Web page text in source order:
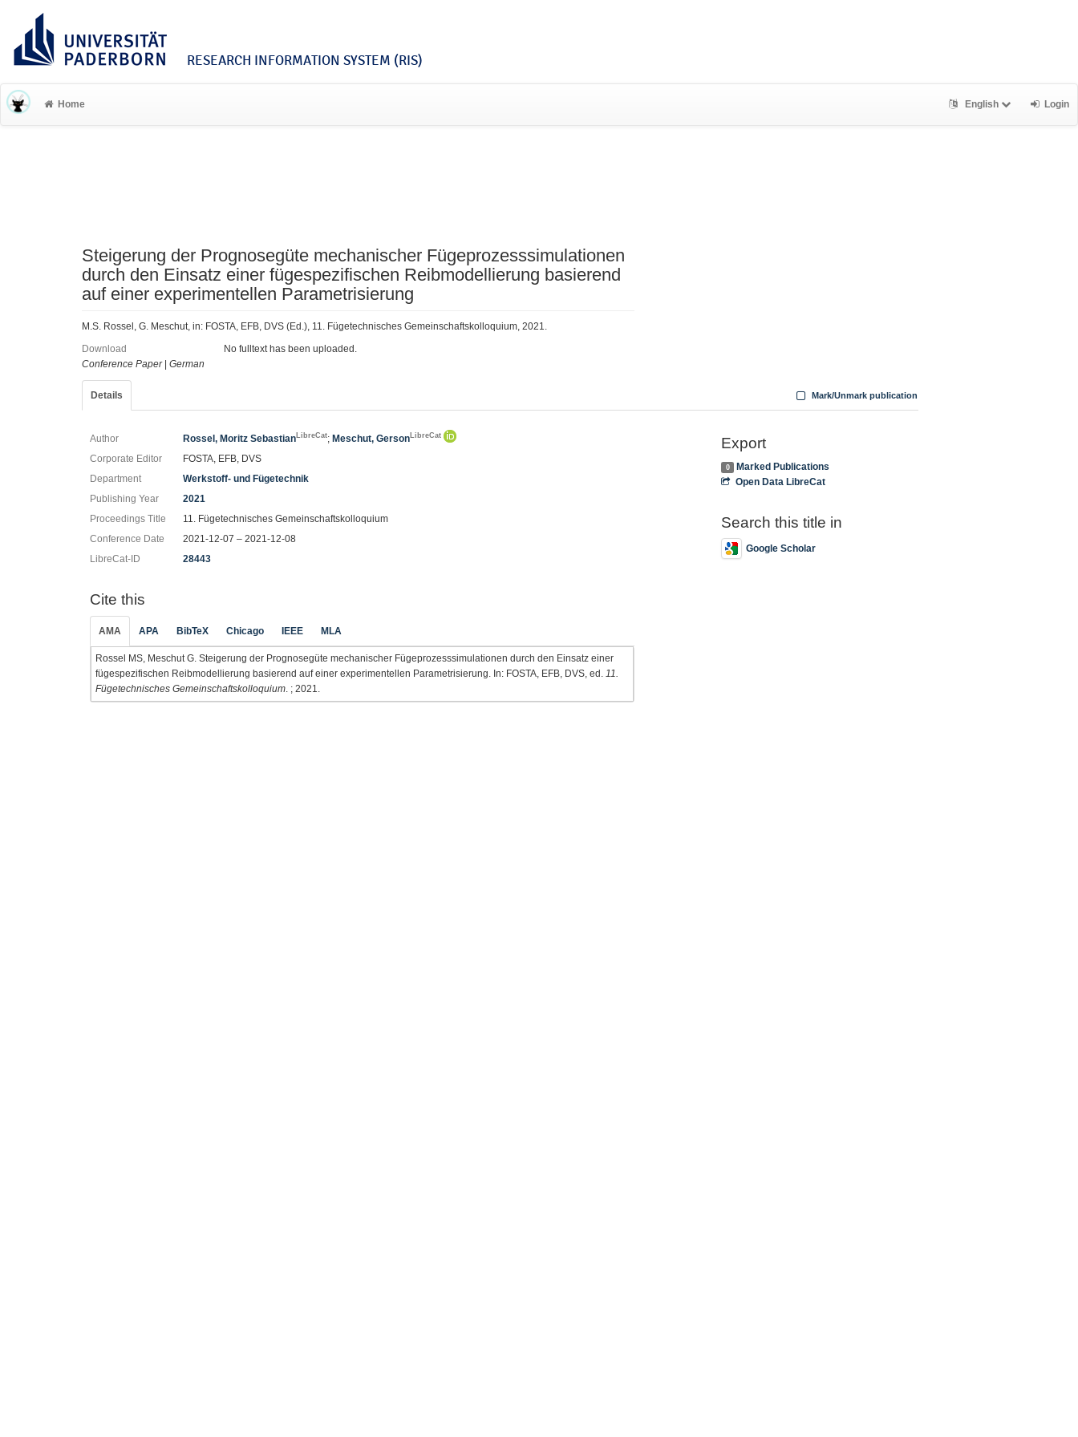
RESEARCH INFORMATION SYSTEM (RIS)
Home English Login
Steigerung der Prognosegüte mechanischer Fügeprozesssimulationen
durch den Einsatz einer fügespezifischen Reibmodellierung basierend
auf einer experimentellen Parametrisierung
M.S. Rossel, G. Meschut, in: FOSTA, EFB, DVS (Ed.), 11. Fügetechnisches Gemeinschaftskolloquium, 2021.
Download
No fulltext has been uploaded.
Conference Paper| German
Details Mark/Unmark publication
Author Rossel, Moritz SebastianLibreCat; Meschut, GersonLibreCat
Corporate Editor
FOSTA, EFB, DVS
Department
Werkstoff- und Fügetechnik
Publishing Year
2021
Proceedings Title
11. Fügetechnisches Gemeinschaftskolloquium
Conference Date
2021-12-07 – 2021-12-08
LibreCat-ID
28443
Cite this
AMA APA BibTeX Chicago IEEE MLA
Rossel MS, Meschut G. Steigerung der Prognosegüte mechanischer Fügeprozesssimulationen durch den Einsatz einer
fügespezifischen Reibmodellierung basierend auf einer experimentellen Parametrisierung. In: FOSTA, EFB, DVS, ed. 11.
Fügetechnisches Gemeinschaftskolloquium . ; 2021.
Export
0
Marked Publications
Open Data LibreCat
Search this title in
Google Scholar